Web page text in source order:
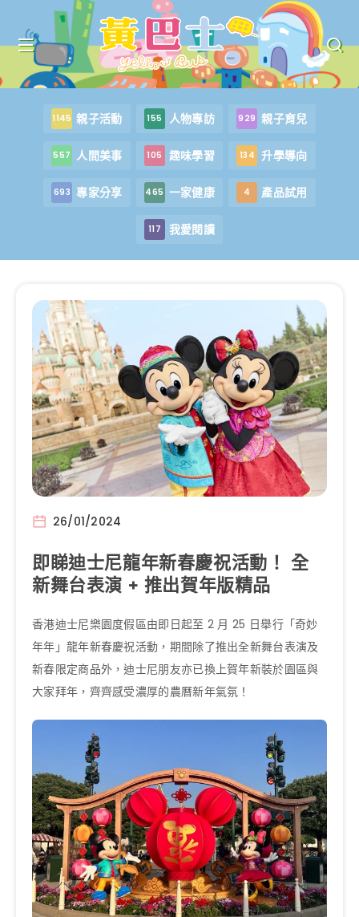
1145 親子活動 155 人物專訪 929 親子育兒
557 人間美事 105 趣味學習 134 升學導向
693 專家分享 465 一家健康 4 產品試用
117 我愛閱讀
26/01/2024
即睇迪士尼龍年新春慶祝活動！ 全
新舞台表演 + 推出賀年版精品
香港迪士尼樂園度假區由即日起至 2 月 25 日舉行「奇妙
年年」龍年新春慶祝活動，期間除了推出全新舞台表演及
新春限定商品外，迪士尼朋友亦已換上賀年新裝於園區與
大家拜年，齊齊感受濃厚的農曆新年氣氛！